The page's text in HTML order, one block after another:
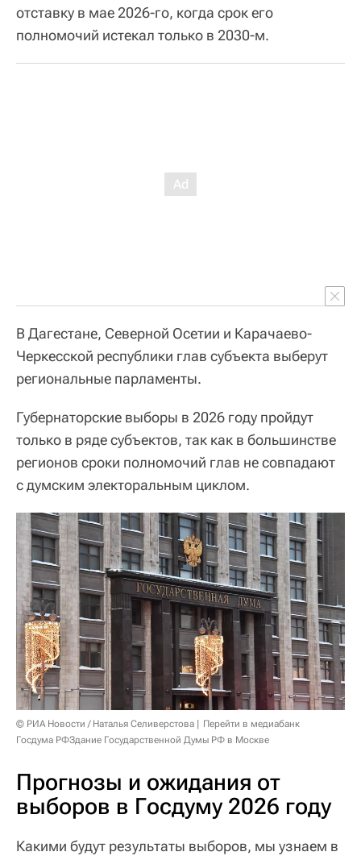
отставку в мае 2026-го, когда срок его
полномочий истекал только в 2030-м.
В Дагестане, Северной Осетии и Карачаево-
Черкесской республики глав субъекта выберут
региональные парламенты.
Губернаторские выборы в 2026 году пройдут
только в ряде субъектов, так как в большинстве
регионов сроки полномочий глав не совпадают
с думским электоральным циклом.
© РИА Новости / Наталья Селиверстова
Перейти в медиабанк
Госдума РФЗдание Государственной Думы РФ в Москве
Прогнозы и ожидания от
выборов в Госдуму 2026 году
Какими будут результаты выборов, мы узнаем в